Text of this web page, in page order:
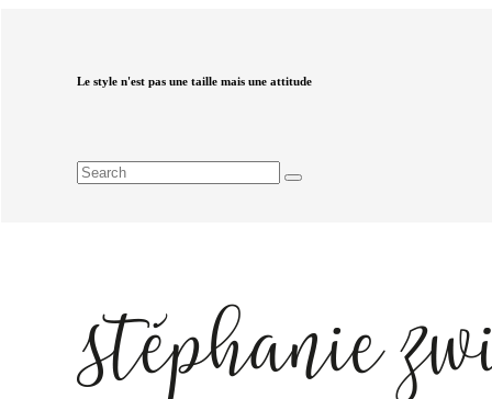
Le style n'est pas une taille mais une attitude